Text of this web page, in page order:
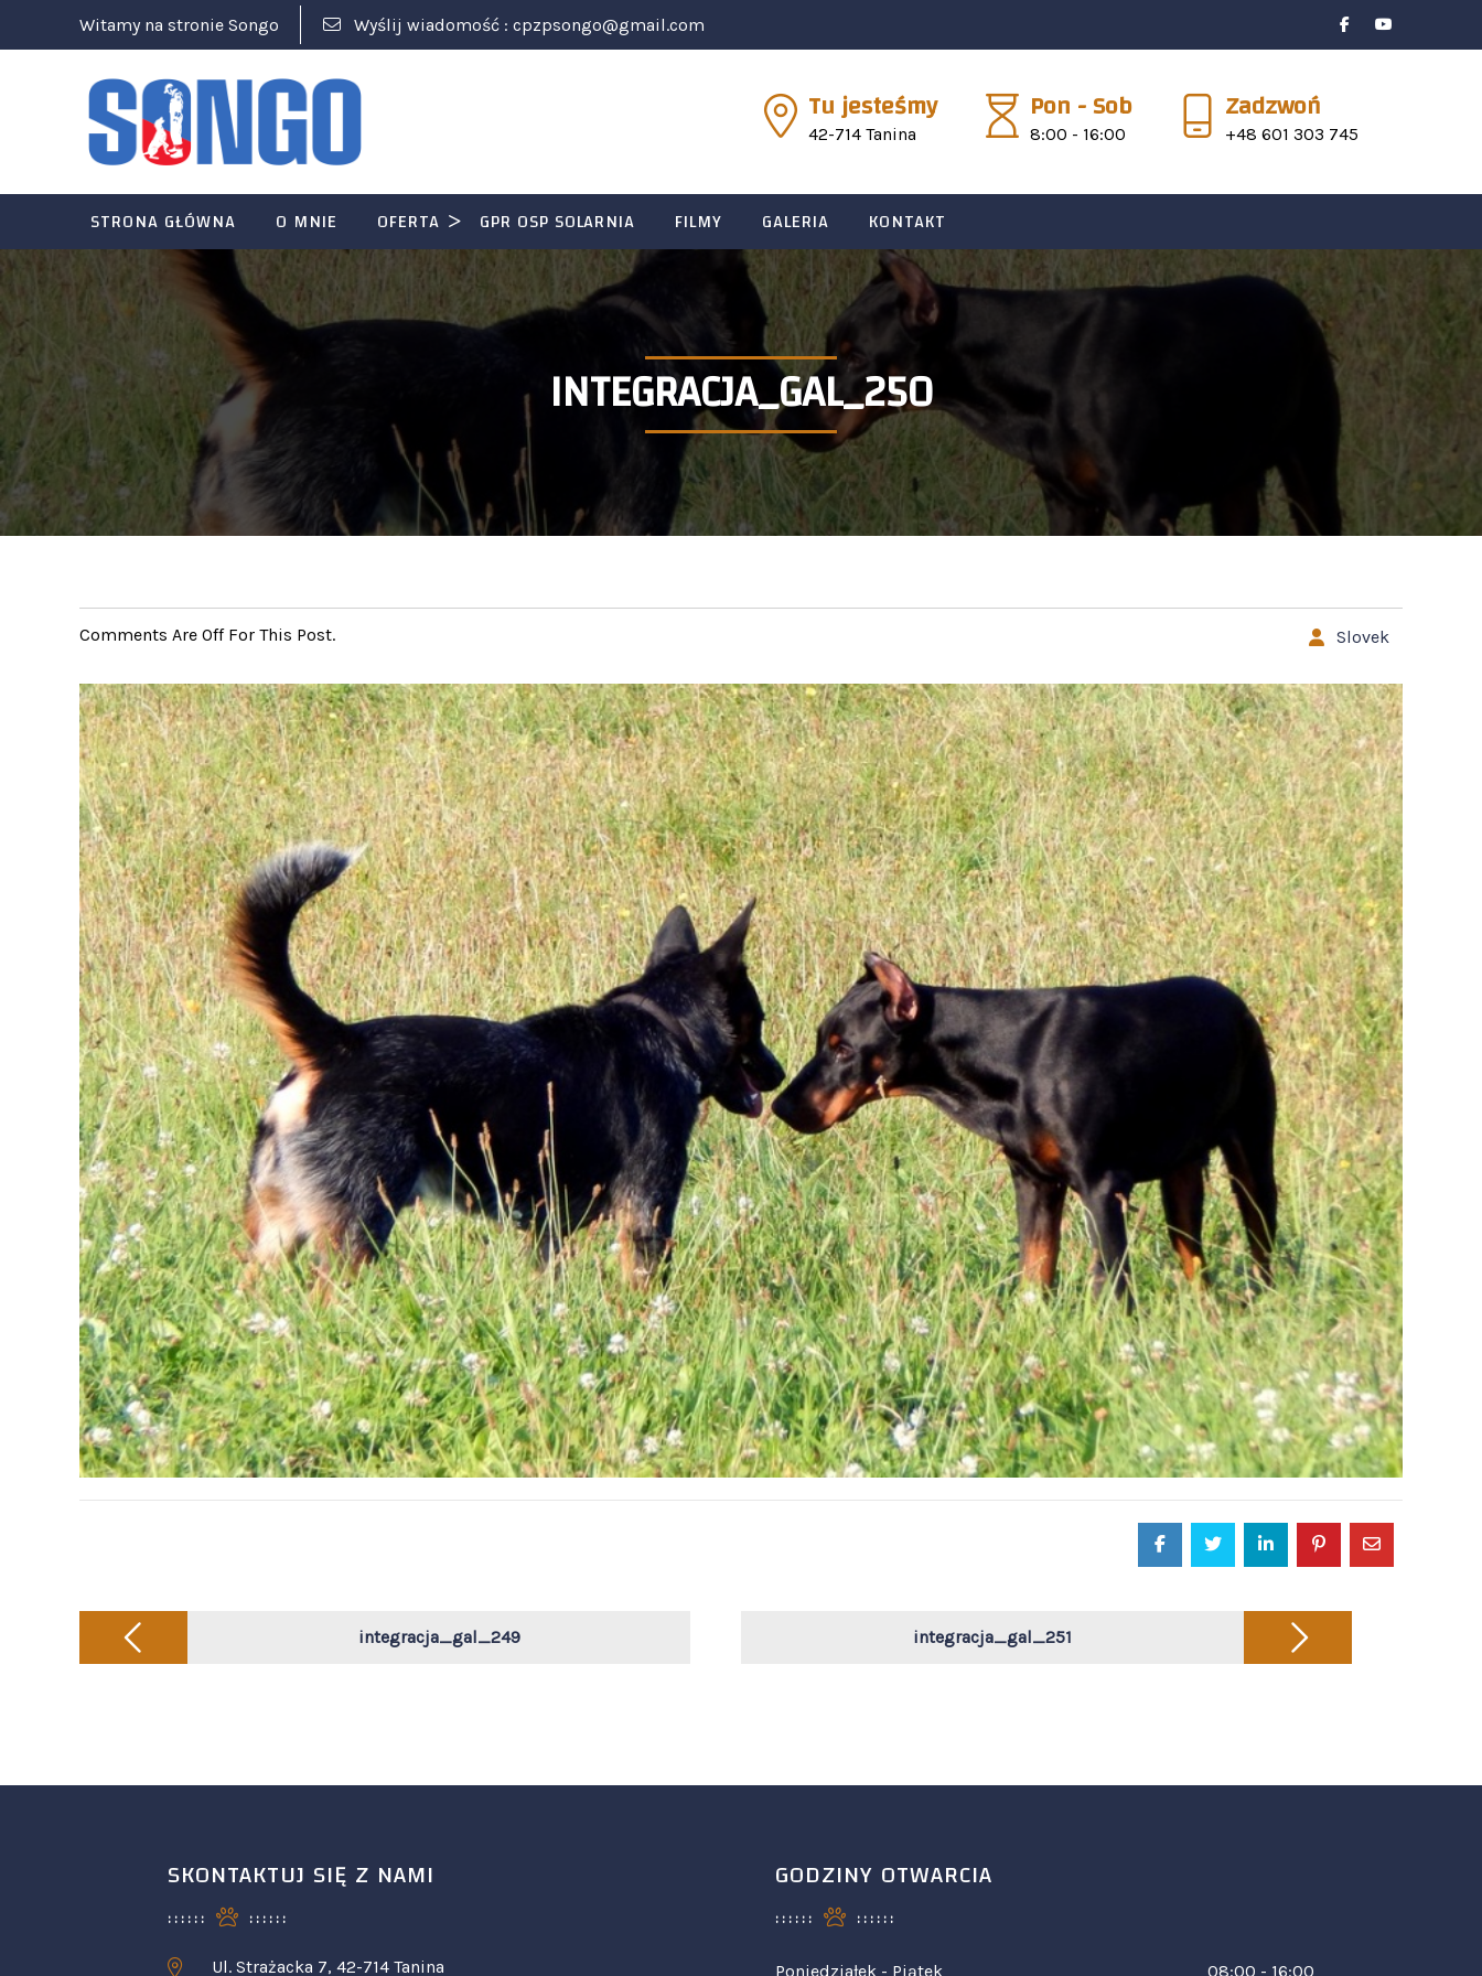
Witamy na stronie Songo Wyślij wiadomość : cpzpsongo@gmail.com
Tu jesteśmy
42-714 Tanina
Pon - Sob
8:00 - 16:00
Zadzwoń
+48 601 303 745
STRONA GŁÓWNA O MNIE OFERTA GPR OSP SOLARNIA FILMY GALERIA KONTAKT
INTEGRACJA_GAL_250
Slovek
Comments Are Off For This Post.
Post
navigation integracja_gal_249 integracja_gal_251
SKONTAKTUJ SIĘ Z NAMI
Ul. Strażacka 7, 42-714 Tanina
GODZINY OTWARCIA
Poniedziałek - Piątek 08:00 - 16:00